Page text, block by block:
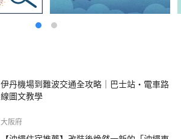
伊丹機場到難波交通全攻略｜巴士站・電車路
線圖文教學
大阪府